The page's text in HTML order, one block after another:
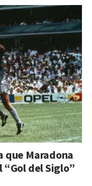
que Maradona
“Gol del Siglo”